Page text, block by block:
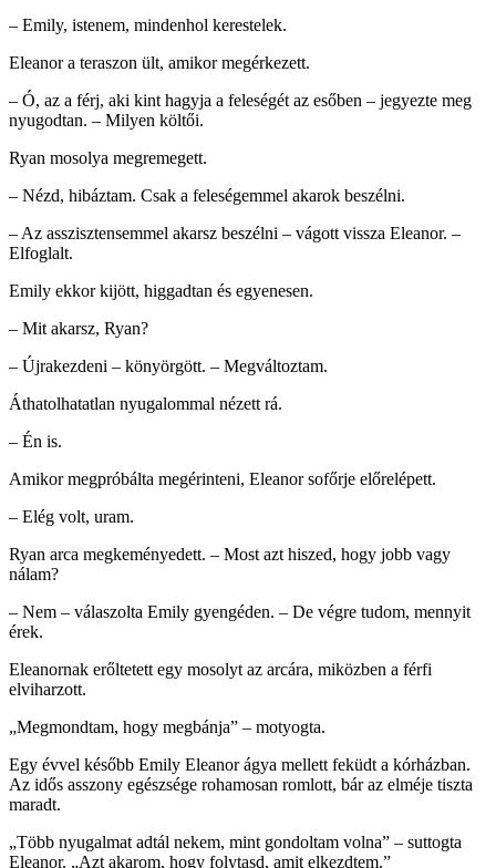
– Emily, istenem, mindenhol kerestelek.
Eleanor a teraszon ült, amikor megérkezett.
– Ó, az a férj, aki kint hagyja a feleségét az esőben – jegyezte meg
nyugodtan. – Milyen költői.
Ryan mosolya megremegett.
– Nézd, hibáztam. Csak a feleségemmel akarok beszélni.
– Az asszisztensemmel akarsz beszélni – vágott vissza Eleanor. –
Elfoglalt.
Emily ekkor kijött, higgadtan és egyenesen.
– Mit akarsz, Ryan?
– Újrakezdeni – könyörgött. – Megváltoztam.
Áthatolhatatlan nyugalommal nézett rá.
– Én is.
Amikor megpróbálta megérinteni, Eleanor sofőrje előrelépett.
– Elég volt, uram.
Ryan arca megkeményedett. – Most azt hiszed, hogy jobb vagy
nálam?
– Nem – válaszolta Emily gyengéden. – De végre tudom, mennyit
érek.
Eleanornak erőltetett egy mosolyt az arcára, miközben a férfi
elviharzott.
„Megmondtam, hogy megbánja” – motyogta.
Egy évvel később Emily Eleanor ágya mellett feküdt a kórházban.
Az idős asszony egészsége rohamosan romlott, bár az elméje tiszta
maradt.
„Több nyugalmat adtál nekem, mint gondoltam volna” – suttogta
Eleanor. „Azt akarom, hogy folytasd, amit elkezdtem.”